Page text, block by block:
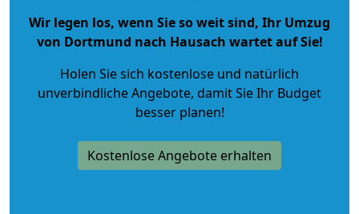
Wir legen los, wenn Sie so weit sind, Ihr Umzug
von Dortmund nach Hausach wartet auf Sie!
Holen Sie sich kostenlose und natürlich
unverbindliche Angebote, damit Sie Ihr Budget
besser planen!
Kostenlose Angebote erhalten